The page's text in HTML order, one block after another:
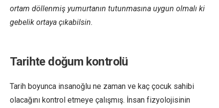
ortam döllenmiş yumurtanın tutunmasına uygun olmalı ki
gebelik ortaya çıkabilsin.
Tarihte doğum kontrolü
Tarih boyunca insanoğlu ne zaman ve kaç çocuk sahibi
olacağını kontrol etmeye çalışmış. İnsan fizyolojisinin